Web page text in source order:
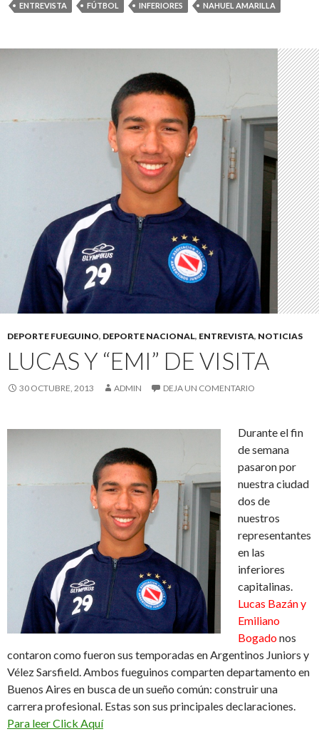
ENTREVISTA FÚTBOL INFERIORES NAHUEL AMARILLA
DEPORTE FUEGUINO, DEPORTE NACIONAL, ENTREVISTA, NOTICIAS
LUCAS Y “EMI” DE VISITA
30 OCTUBRE, 2013 ADMIN DEJA UN COMENTARIO
Durante el fin
de semana
pasaron por
nuestra ciudad
dos de
nuestros
representantes
en las
inferiores
capitalinas.
Lucas Bazán y
Emiliano
Bogadonos
contaron como fueron sus temporadas en Argentinos Juniors y
Vélez Sarsfield. Ambos fueguinos comparten departamento en
Buenos Aires en busca de un sueño común: construir una
carrera profesional. Estas son sus principales declaraciones.
Para leer Click Aquí